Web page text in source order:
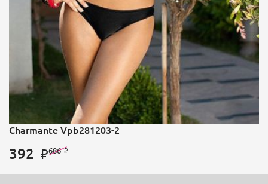
Charmante Vpb281203-2
392 686